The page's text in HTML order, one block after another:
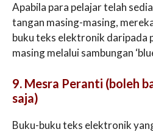
Apabila para pelajar telah
tangan masing-masing,
buku teks elektronik daripada
masing melalui sambungan
9. Mesra Peranti (boleh
saja)
Buku-buku teks elektronik